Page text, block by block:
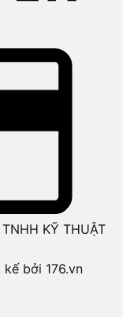
KỸ THUẬT
bởi 176.vn